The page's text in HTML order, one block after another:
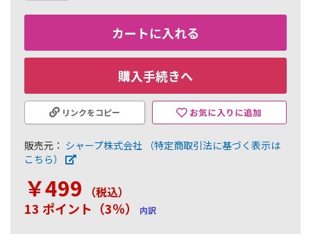
カートに入れる
購入手続きへ
お気に入りに追加
リンクをコピー
販売元： シャープ株式会社
（特定商取引法に基づく表示は
こちら）
￥499 （税込）
13 ポイント（3％） 内訳